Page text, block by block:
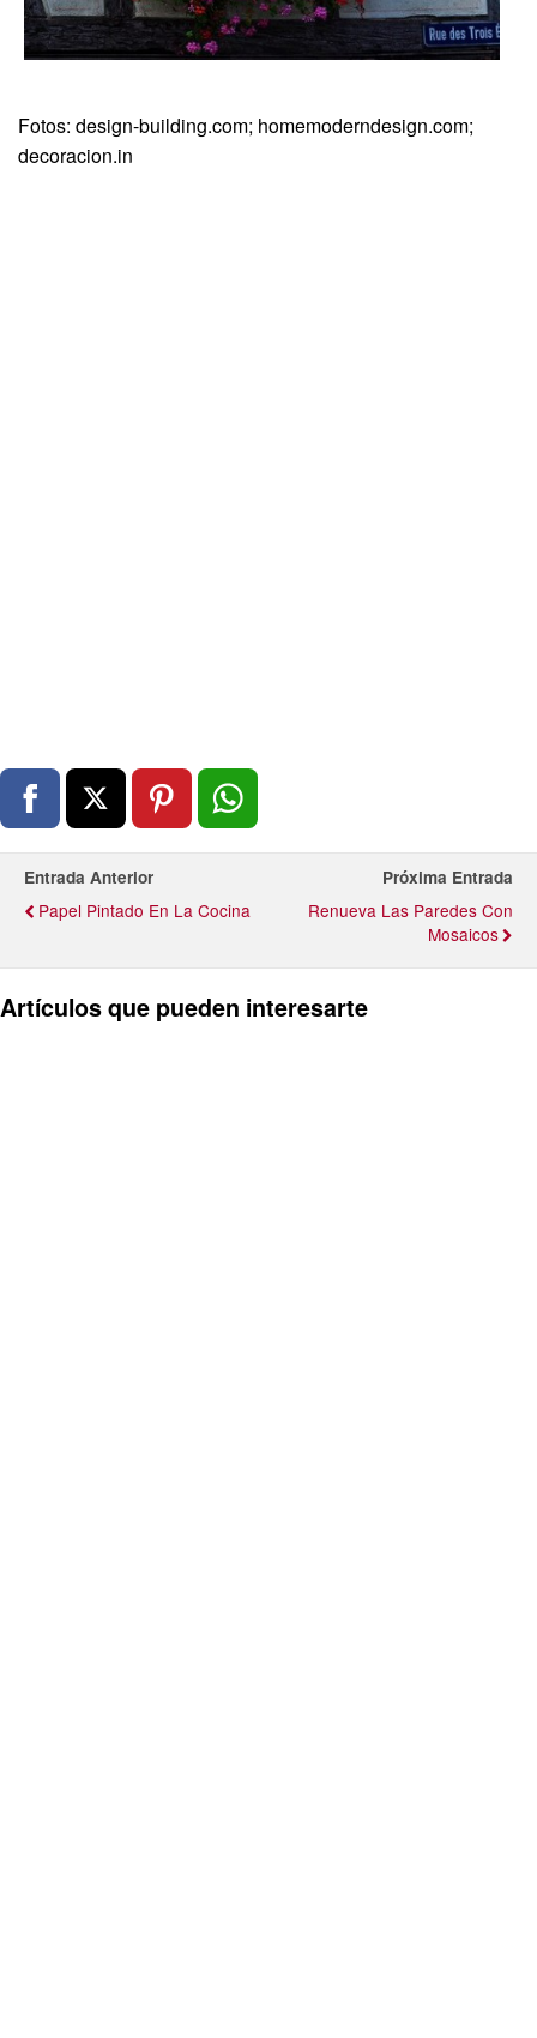
Fotos: design-building.com; homemoderndesign.com;
decoracion.in
Entrada Anterior
Papel Pintado En La Cocina
Próxima Entrada
Renueva Las Paredes Con
Mosaicos
Artículos que pueden interesarte